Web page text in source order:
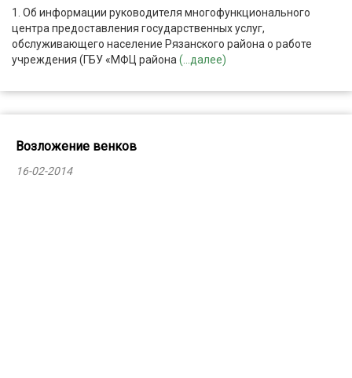
1. Об информации руководителя многофункционального
центра предоставления государственных услуг,
обслуживающего население Рязанского района о работе
учреждения (ГБУ «МФЦ района (...далее)
Возложение венков
16-02-2014